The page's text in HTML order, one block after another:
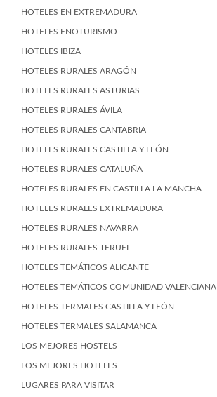
HOTELES EN EXTREMADURA
HOTELES ENOTURISMO
HOTELES IBIZA
HOTELES RURALES ARAGÓN
HOTELES RURALES ASTURIAS
HOTELES RURALES ÁVILA
HOTELES RURALES CANTABRIA
HOTELES RURALES CASTILLA Y LEÓN
HOTELES RURALES CATALUÑA
HOTELES RURALES EN CASTILLA LA MANCHA
HOTELES RURALES EXTREMADURA
HOTELES RURALES NAVARRA
HOTELES RURALES TERUEL
HOTELES TEMÁTICOS ALICANTE
HOTELES TEMÁTICOS COMUNIDAD VALENCIANA
HOTELES TERMALES CASTILLA Y LEÓN
HOTELES TERMALES SALAMANCA
LOS MEJORES HOSTELS
LOS MEJORES HOTELES
LUGARES PARA VISITAR